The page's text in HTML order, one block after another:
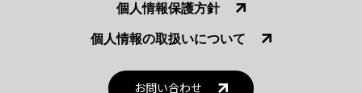
個人情報保護方針
個人情報の取扱いについて
お問い合わせ